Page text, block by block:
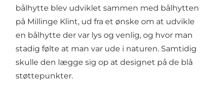
bålhytte blev udviklet sammen med bålhytten
på Millinge Klint, ud fra et ønske om at udvikle
en bålhytte der var lys og venlig, og hvor man
stadig følte at man var ude i naturen. Samtidig
skulle den lægge sig op at designet på de blå
støttepunkter.